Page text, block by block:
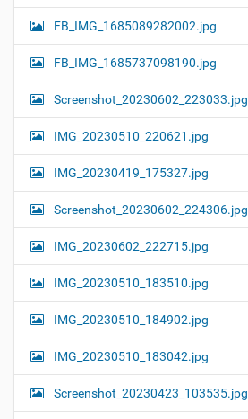
FB_IMG_1685089282002.jpg
FB_IMG_1685737098190.jpg
Screenshot_20230602_223033.jpg
IMG_20230510_220621.jpg
IMG_20230419_175327.jpg
Screenshot_20230602_224306.jpg
IMG_20230602_222715.jpg
IMG_20230510_183510.jpg
IMG_20230510_184902.jpg
IMG_20230510_183042.jpg
Screenshot_20230423_103535.jpg